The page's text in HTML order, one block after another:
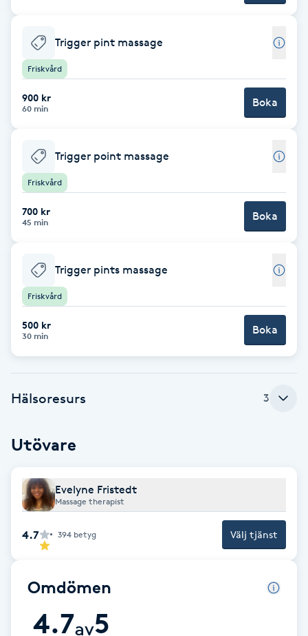
Fotsvamp
Fotvård
Fransar
Fransborttagning
Fransfärgning
Fransförlängning
Fransförlängning Megavolym
Fransförlängning Volym
Fransk manikyr
Friskvårdsmassage
Frisör
Färgning
Trigger pint massage
Friskvård
900 kr
60 min Boka
Trigger point massage
Friskvård
700 kr
45 min Boka
Trigger pints massage
Friskvård
500 kr
30 min Boka
Hälsoresurs 3
Utövare
Evelyne Fristedt
Massage therapist
4.7 394 betyg Välj tjänst
Omdömen
4.7av5